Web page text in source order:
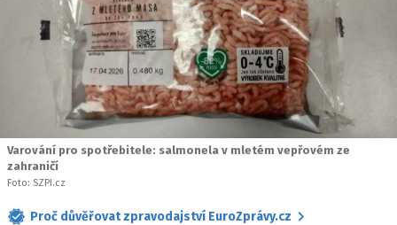
Varování pro spotřebitele: salmonela v mletém vepřovém ze
zahraničí
Foto: SZPI.cz
Proč důvěřovat zpravodajství EuroZprávy.cz